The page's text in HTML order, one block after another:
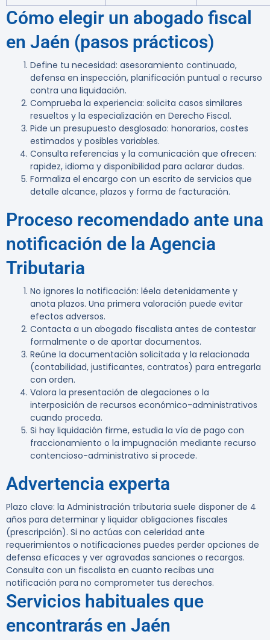
Cómo elegir un abogado fiscal
en Jaén (pasos prácticos)
Define tu necesidad: asesoramiento continuado,
defensa en inspección, planificación puntual o recurso
contra una liquidación.
Comprueba la experiencia: solicita casos similares
resueltos y la especialización en Derecho Fiscal.
Pide un presupuesto desglosado: honorarios, costes
estimados y posibles variables.
Consulta referencias y la comunicación que ofrecen:
rapidez, idioma y disponibilidad para aclarar dudas.
Formaliza el encargo con un escrito de servicios que
detalle alcance, plazos y forma de facturación.
Proceso recomendado ante una
notificación de la Agencia
Tributaria
No ignores la notificación: léela detenidamente y
anota plazos. Una primera valoración puede evitar
efectos adversos.
Contacta a un abogado fiscalista antes de contestar
formalmente o de aportar documentos.
Reúne la documentación solicitada y la relacionada
(contabilidad, justificantes, contratos) para entregarla
con orden.
Valora la presentación de alegaciones o la
interposición de recursos económico-administrativos
cuando proceda.
Si hay liquidación firme, estudia la vía de pago con
fraccionamiento o la impugnación mediante recurso
contencioso-administrativo si procede.
Advertencia experta
Plazo clave: la Administración tributaria suele disponer de 4
años para determinar y liquidar obligaciones fiscales
(prescripción). Si no actúas con celeridad ante
requerimientos o notificaciones puedes perder opciones de
defensa eficaces y ver agravadas sanciones o recargos.
Consulta con un fiscalista en cuanto recibas una
notificación para no comprometer tus derechos.
Servicios habituales que
encontrarás en Jaén